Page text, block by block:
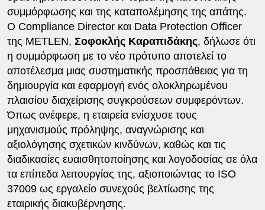
συμμόρφωσης και της καταπολέμησης της απάτης.
Ο Compliance Director και Data Protection Officer
της METLEN, Σοφοκλής Καραπιδάκης, δήλωσε ότι
η συμμόρφωση με το νέο πρότυπο αποτελεί το
αποτέλεσμα μιας συστηματικής προσπάθειας για τη
δημιουργία και εφαρμογή ενός ολοκληρωμένου
πλαισίου διαχείρισης συγκρούσεων συμφερόντων.
Όπως ανέφερε, η εταιρεία ενίσχυσε τους
μηχανισμούς πρόληψης, αναγνώρισης και
αξιολόγησης σχετικών κινδύνων, καθώς και τις
διαδικασίες ευαισθητοποίησης και λογοδοσίας σε όλα
τα επίπεδα λειτουργίας της, αξιοποιώντας το ISO
37009 ως εργαλείο συνεχούς βελτίωσης της
εταιρικής διακυβέρνησης.